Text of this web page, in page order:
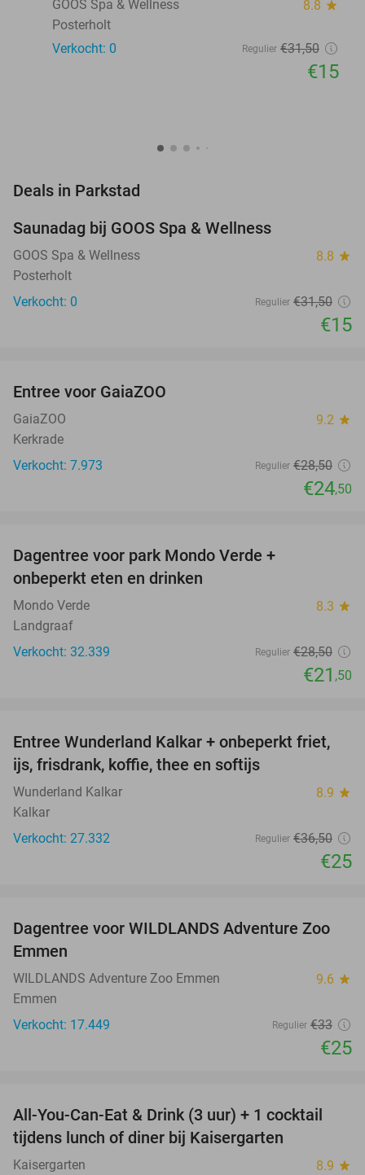
GOOS Spa & Wellness 8.8 star
Posterholt
Verkocht: 0
Regulier €31,50
€15
Deals in Parkstad
TODAY
Saunadag bij GOOS Spa & Wellness
GOOS Spa & Wellness 8.8 star
Posterholt
Verkocht: 0
Regulier €31,50
€15
Entree voor GaiaZOO
GaiaZOO 9.2 star
Kerkrade
Verkocht: 7.973
Regulier €28,50
€24,50
Dagentree voor park Mondo Verde +
onbeperkt eten en drinken
Mondo Verde 8.3 star
Landgraaf
Verkocht: 32.339
Regulier €28,50
€21 ,50
32%
Entree Wunderland Kalkar + onbeperkt friet,
ijs, frisdrank, koffie, thee en softijs
Wunderland Kalkar 8.9 star
Kalkar
Verkocht: 27.332
Regulier €36,50
€25
24%
Dagentree voor WILDLANDS Adventure Zoo
Emmen
WILDLANDS Adventure Zoo Emmen 9.6 star
Emmen
Verkocht: 17.449
Regulier €33
€25
33%
All-You-Can-Eat & Drink (3 uur) + 1 cocktail
tijdens lunch of diner bij Kaisergarten
Kaisergarten 8.9 star